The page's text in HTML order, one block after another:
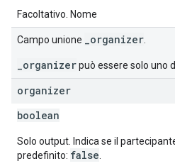
Facoltativo. Nome
Campo unione _organizer
_organizerpuò essere solo uno
organizer
boolean
Solo output. Indica se il
predefinito: false